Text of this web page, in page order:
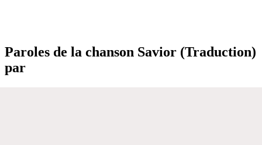
Paroles de la chanson Savior (Traduction)
par